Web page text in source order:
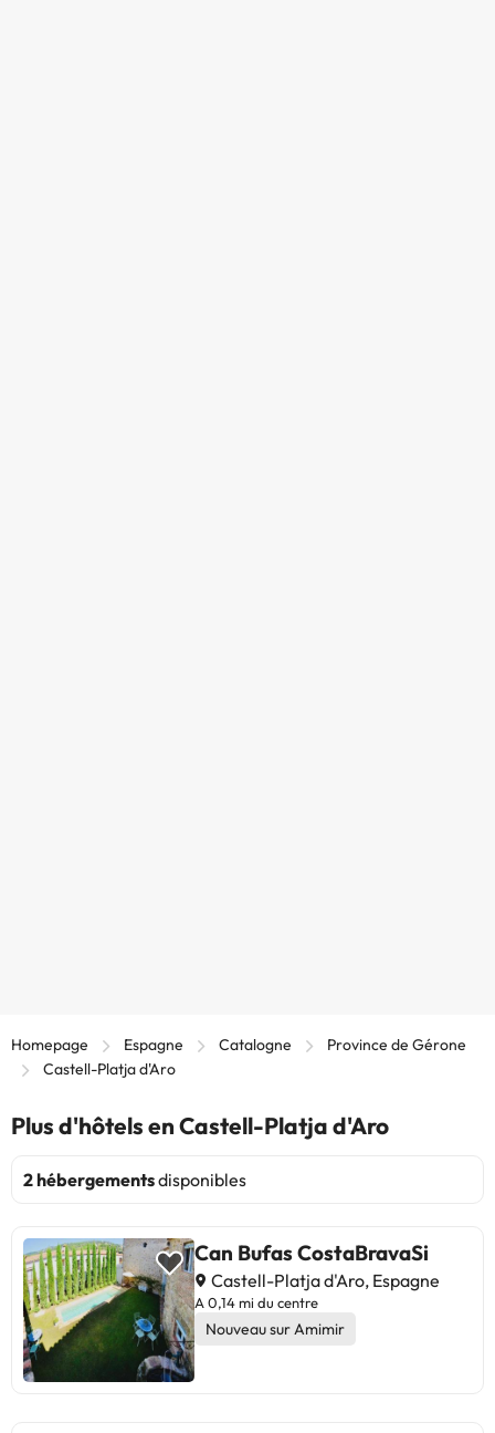
Homepage Espagne Catalogne
Province de Gérone
Castell-Platja d'Aro
Plus d'hôtels en Castell-Platja d'Aro
2 hébergementsdisponibles
Can Bufas CostaBravaSi
Castell-Platja d'Aro, Espagne
A 0,14 mi du centre
Nouveau sur Amimir